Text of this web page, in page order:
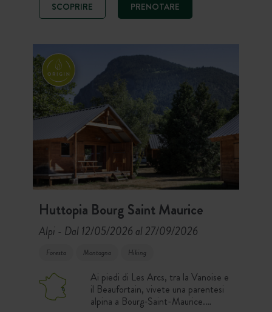
a 360° sulle montagne. Qui,
escursioni, mountain bike,
relax in piscina scandiscono le
giornate!
SCOPRIRE PRENOTARE
Huttopia Bourg Saint Maurice
Alpi - Dal 12/05/2026 al 27/09/2026
Foresta Montagna Hiking
Ai piedi di Les Arcs, tra la Vanoise e
il Beaufortain, vivete una parentesi
alpina a Bourg-Saint-Maurice.